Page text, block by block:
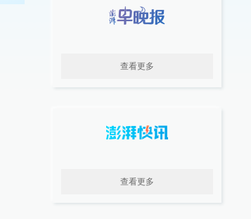
查看更多
查看更多